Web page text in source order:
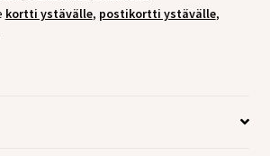
kortti ystävälle, postikortti ystävälle,